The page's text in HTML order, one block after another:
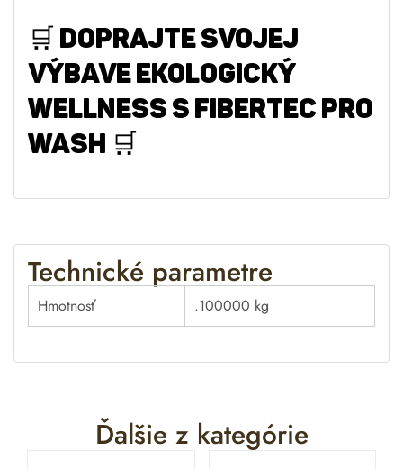
🛒 DOPRAJTE SVOJEJ
VÝBAVE EKOLOGICKÝ
WELLNESS S FIBERTEC PRO
WASH 🛒
Technické parametre
Hmotnosť .100000 kg
Ďalšie z kategórie